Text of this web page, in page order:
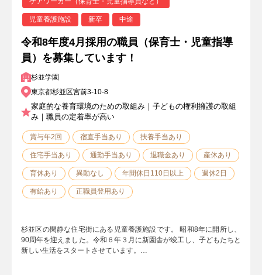
児童養護施設 新卒 中途
令和8年度4月採用の職員（保育士・児童指導
員）を募集しています！
杉並学園
東京都杉並区宮前3-10-8
家庭的な養育環境のための取組み｜子どもの権利擁護の取組
み｜職員の定着率が高い
賞与年2回 宿直手当あり 扶養手当あり
住宅手当あり 通勤手当あり 退職金あり 産休あり
育休あり 異動なし 年間休日110日以上 週休2日
有給あり 正職員登用あり
杉並区の閑静な住宅街にある児童養護施設です。 昭和8年に開所し、
90周年を迎えました。令和６年３月に新園舎が竣工し、子どもたちと
新しい生活をスタートさせています。…